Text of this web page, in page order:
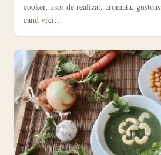
cooker, usor de realizat, aromata,
cand vrei…